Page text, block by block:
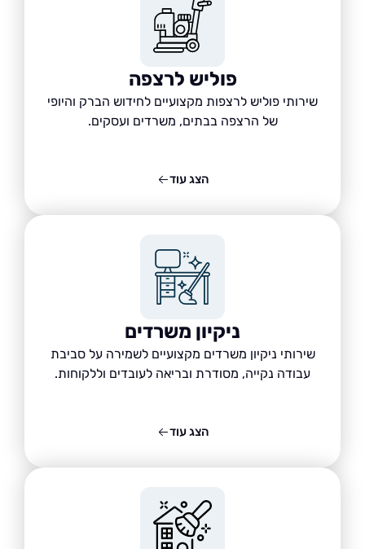
פוליש לרצפה
שירותי פוליש לרצפות מקצועיים לחידוש הברק והיופי
של הרצפה בבתים, משרדים ועסקים.
ניקיון משרדים
שירותי ניקיון משרדים מקצועיים לשמירה על סביבת
עבודה נקייה, מסודרת ובריאה לעובדים וללקוחות.